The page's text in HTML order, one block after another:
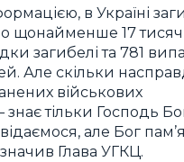
в Україні
щонайменше 17
загибелі та 781
Але скільки
військових
знає тільки Господь
але Бог
Глава УГКЦ.